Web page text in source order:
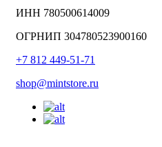
ИНН 780500614009
ОГРНИП 304780523900160
+7 812 449-51-71
shop@mintstore.ru